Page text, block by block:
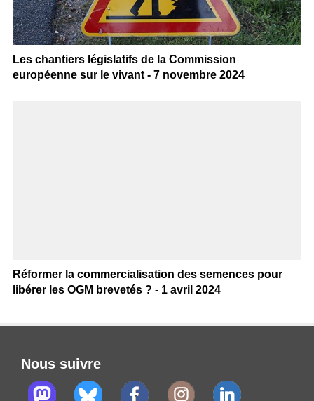
Les chantiers législatifs de la Commission
européenne sur le vivant - 7 novembre 2024
Réformer la commercialisation des semences pour
libérer les OGM brevetés ? - 1 avril 2024
Nous suivre